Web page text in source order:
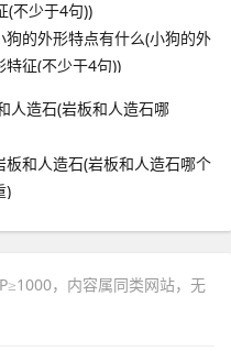
狗的外形特点有什么(小狗的外
特征(不少于4句))
板和人造石(岩板和人造石哪个
)
，内容属同类网站，无